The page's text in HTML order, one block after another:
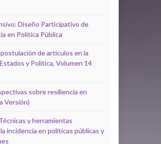
Diseño Participativo de
en Política Pública
de artículos en la
y Política, Volumen 14
sobre resiliencia en
Versión)
y herramientas
incidencia en políticas públicas y